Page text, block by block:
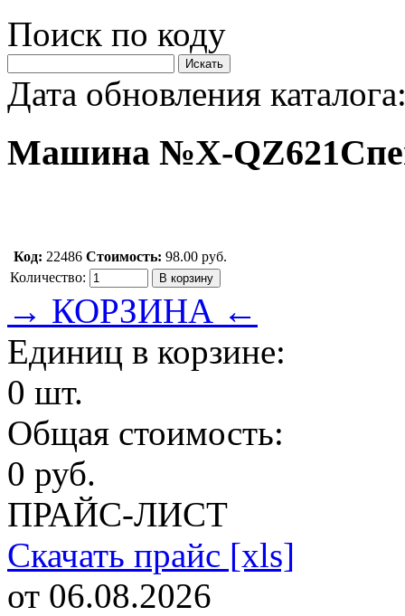
Поиск по коду
Дата обновления
Машина №Х-
Код: 22486 Стоимость: 98.00 руб.
Количество:
→ КОРЗИНА ←
Единиц в корзине:
0 шт.
Общая стоимость:
0 руб.
ПРАЙС-ЛИСТ
Скачать прайс [xls]
от 06.08.2026